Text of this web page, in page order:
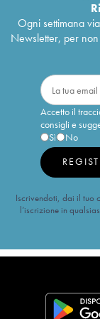
Ogni settimana
Newsletter, per
Accetto il
consigli e
Sì
No
Iscrivendoti, dai il tuo
l’iscrizione in